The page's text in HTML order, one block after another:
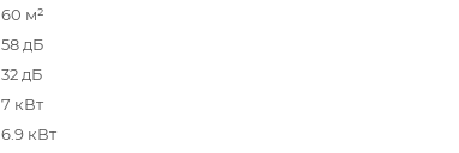
60 м²
58 дБ
32 дБ
7 кВт
6.9 кВт